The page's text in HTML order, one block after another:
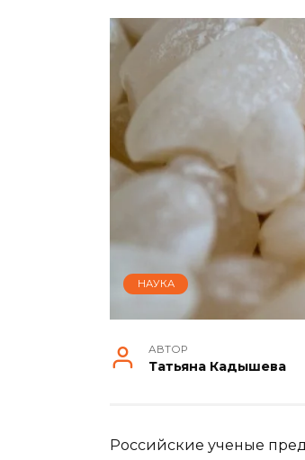
НАУКА
АВТОР
Татьяна Кадышева
Российские ученые